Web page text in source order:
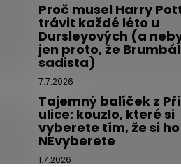
Proč musel Harry
trávit každé léto u
Dursleyových (a
jen proto, že
sadista)
7.7.2026
Tajemný balíček z
ulice: kouzlo, které si
vyberete tím, že si ho
NEvyberete
1.7.2026